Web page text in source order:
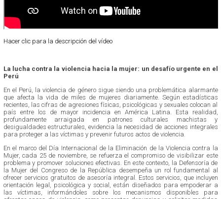
Hacer clic para la descripción del vídeo
La lucha contra la violencia hacia la mujer: un desafío urgente en el
Perú
En el Perú, la violencia de género sigue siendo una problemática alarmante
que afecta la vida de miles de mujeres diariamente. Según estadísticas
recientes, las cifras de agresiones físicas, psicológicas y sexuales colocan al
país entre los de mayor incidencia en América Latina. Esta realidad,
profundamente arraigada en patrones culturales machistas y
desigualdades estructurales, evidencia la necesidad de acciones integrales
para proteger a las víctimas y prevenir futuros actos de violencia.
En el marco del Día Internacional de la Eliminación de la Violencia contra la
Mujer, cada 25 de noviembre, se refuerza el compromiso de visibilizar este
problema y promover soluciones efectivas. En este contexto, la Defensoría de
la Mujer del Congreso de la República desempeña un rol fundamental al
ofrecer servicios gratuitos de asesoría integral. Estos servicios, que incluyen
orientación legal, psicológica y social, están diseñados para empoderar a
las víctimas, informándoles sobre los mecanismos disponibles para